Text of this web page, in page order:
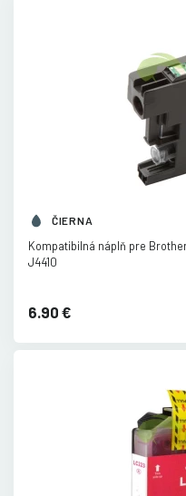
ČIERNA
Kompatibilná náplň pre
J4410
6.90 €